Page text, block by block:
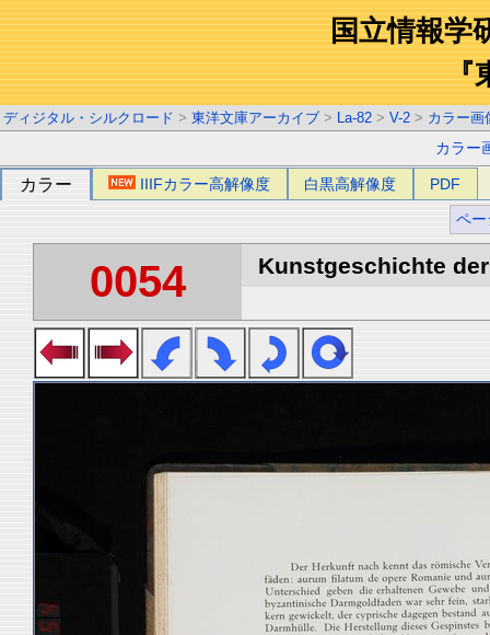
国立情報学
『
ディジタル・シルクロード > 東洋文庫アーカイブ > La-82 > V-2 > カラー画
カラー
カラー IIIFカラー高解像度 白黒高解像度 PDF
ペー
0054 Kunstgeschichte